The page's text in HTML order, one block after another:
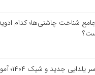
شناخت چاشنی‌ها؛ کدام
۱۰ مدل